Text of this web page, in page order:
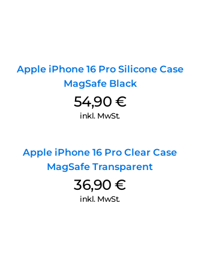
Apple iPhone 16 Pro Silicone Case
MagSafe Black
54,90 €
inkl. MwSt.
Apple iPhone 16 Pro Clear Case
MagSafe Transparent
36,90€
inkl. MwSt.